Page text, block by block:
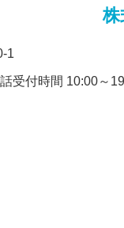
株
1
話受付時間 10:00～